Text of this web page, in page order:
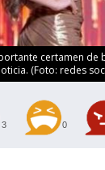
certamen de
(Foto: redes
3 0